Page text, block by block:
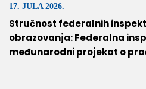
17. JULA 2026.
Stručnost federalnih
obrazovanja: Federalna
međunarodni projekat o